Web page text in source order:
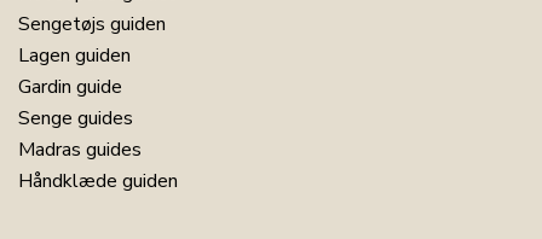
Sengetøjs guiden
Lagen guiden
Gardin guide
Senge guides
Madras guides
Håndklæde guiden